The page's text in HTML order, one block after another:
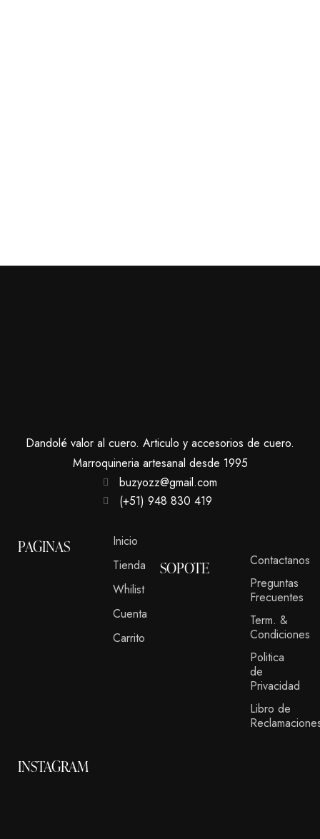
Dandolé valor al cuero. Articulo y accesorios de cuero.
Marroquineria artesanal desde 1995
buzyozz@gmail.com
(+51) 948 830 419
PAGINAS
Inicio
Tienda
Whilist
Cuenta
Carrito
SOPOTE
Contactanos
Preguntas
Frecuentes
Term. &
Condiciones
Politica
de
Privacidad
Libro de
INSTAGRAM